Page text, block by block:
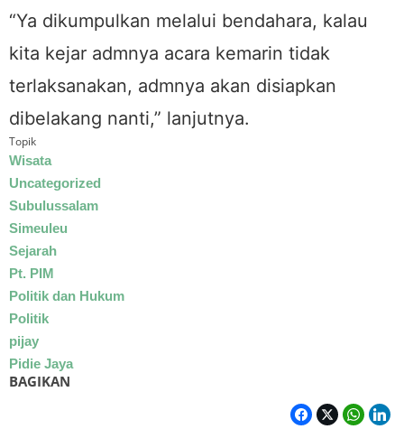
“Ya dikumpulkan melalui bendahara, kalau
kita kejar admnya acara kemarin tidak
terlaksanakan, admnya akan disiapkan
dibelakang nanti,” lanjutnya.
Topik
Wisata
Uncategorized
Subulussalam
Simeuleu
Sejarah
Pt. PIM
Politik dan Hukum
Politik
pijay
Pidie Jaya
BAGIKAN